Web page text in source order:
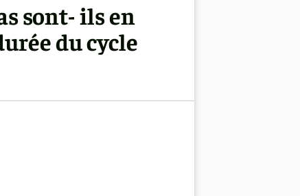
sont- ils en
du cycle